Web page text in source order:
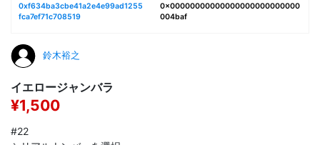
0xf634ba3cbe41a2e4e99ad1255
fca7ef71c708519
0x00000000000000000000000000
004baf
鈴木裕之
イエロージャンバラ
¥1,500
#22